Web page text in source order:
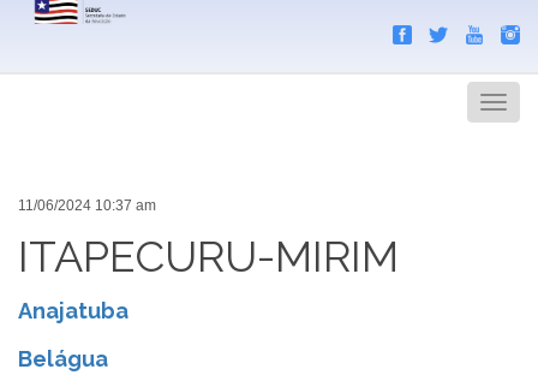
Menu
11/06/2024 10:37 am
ITAPECURU-MIRIM
Anajatuba
Belágua